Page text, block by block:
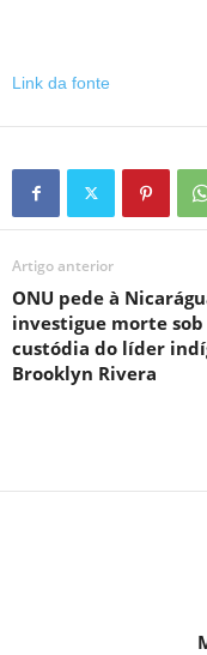
Link da fonte
Artigo anterior
ONU pede à
investigue morte sob
custódia do líder
Brooklyn Rivera